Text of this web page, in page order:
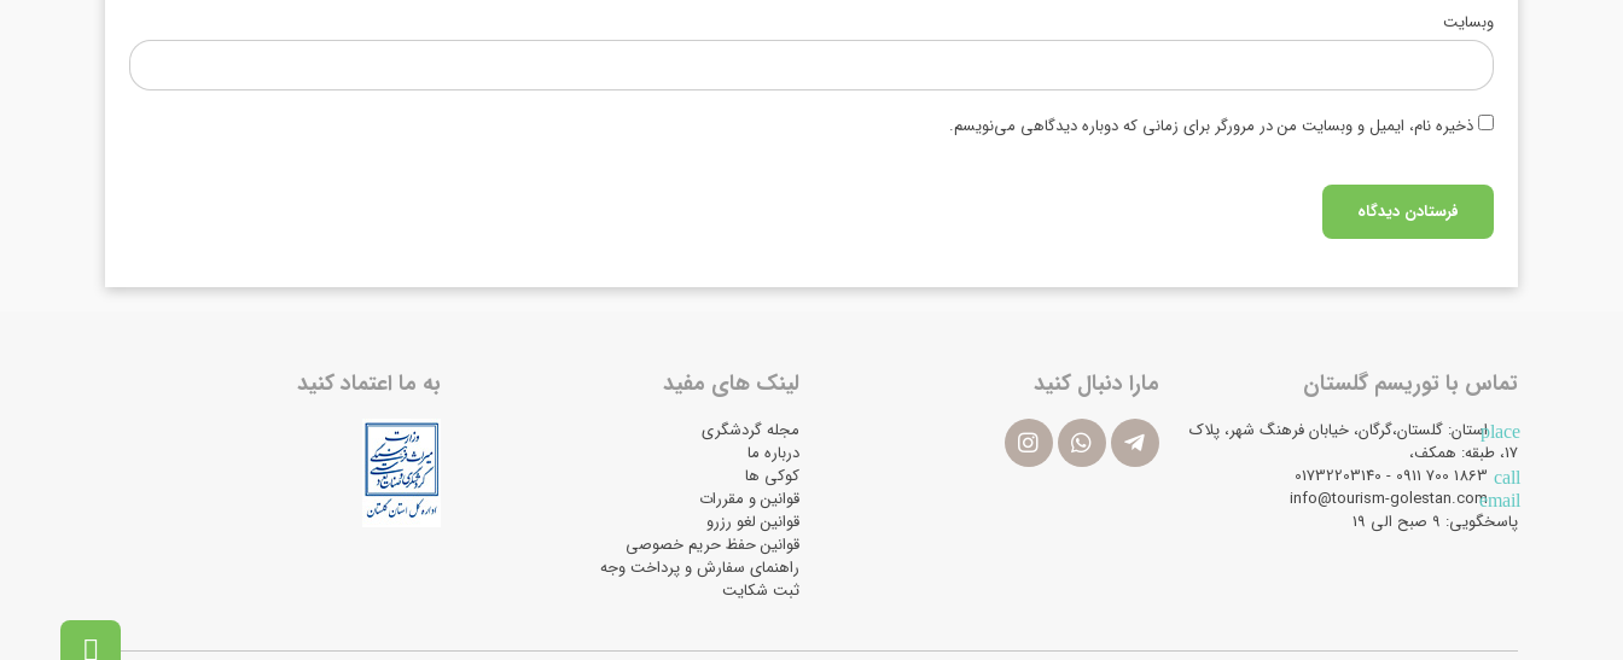
وبسایت
ذخیره نام، ایمیل و وبسایت من در مرورگر برای زمانی که دوباره دیدگاهی می‌نویسم.

تماس با توریسم گلستان
placeاستان: گلستان،گرگان، خیابان فرهنگ شهر، پلاک
17، طبقه: همکف،
call
email
info@tourism-golestan.com
پاسخگویی: ۹ صبح الی 19
مارا دنبال کنید لینک های مفید
مجله گردشگری
درباره ما
کوکی ها
قوانین و مقررات
قوانین لغو رزرو
قوانین حفظ حریم خصوصی
راهنمای سفارش و پرداخت وجه
ثبت شکایت
به ما اعتماد کنید